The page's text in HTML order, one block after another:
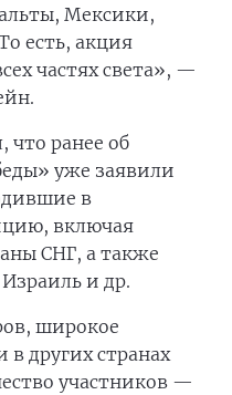
Мексики,
есть, акция
частях света», —
что ранее об
уже заявили
в
включая
СНГ, а также
и др.
широкое
в других странах
участников —